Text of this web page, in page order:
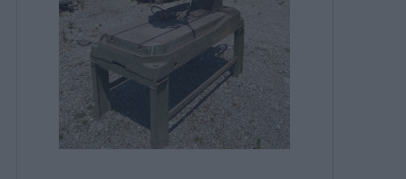
STRUMENTI MUSICALI
VEICOLI D’EPOCA